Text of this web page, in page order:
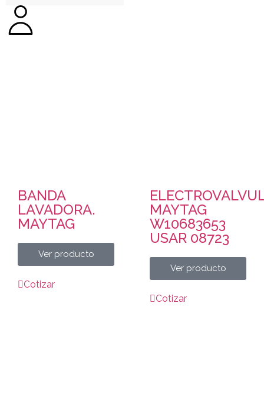
BANDA
LAVADORA.
MAYTAG
Ver producto
Cotizar
MAYTAG
W10683653
USAR 08723
Ver producto
Cotizar